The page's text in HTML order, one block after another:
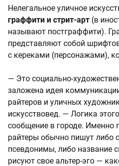
Нелегальное уличное
граффити и стрит-арт (в
называют постграффити).
представляют собой
с кереками (персонажами),
— Это социально-
заложена идея
райтеров и уличных
искусствовед. — Логика
сообщение в городе. Именно
райтеры обычно пишут либо
псевдонимы, либо название
рисуют свое альтер-эго —